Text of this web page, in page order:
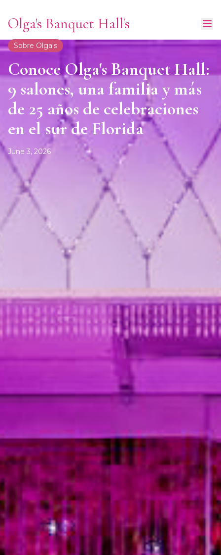
Olga's Banquet Hall's
Sobre Olga's
Conoce Olga's Banquet Hall:
9 salones, una familia y más
de 25 años de celebraciones
en el sur de Florida
June 3, 2026